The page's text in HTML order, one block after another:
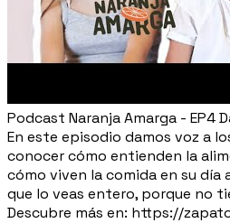
Podcast Naranja Amarga - EP4
En este episodio damos voz a
conocer cómo entienden la
cómo viven la comida en su día
que lo veas entero, porque no
Descubre más en: https://